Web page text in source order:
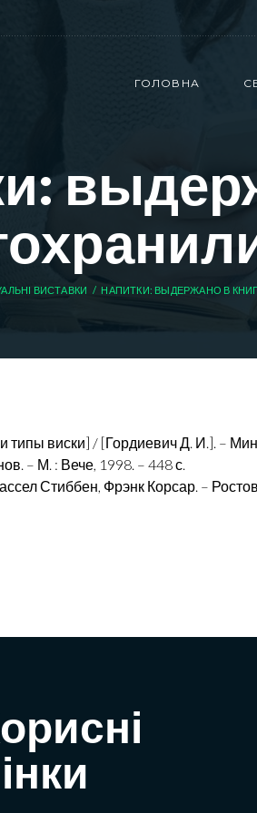
ГОЛОВНА
ВИСТАВКИ НАПИТКИ: ВЫДЕРЖАНО В
виски] / [Гордиевич Д. И.]. –
– М. : Вече, 1998. – 448 с.
Стиббен, Фрэнк Корсар. –